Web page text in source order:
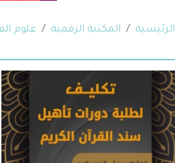
الرئيسية المكتبة الرقمية علوم